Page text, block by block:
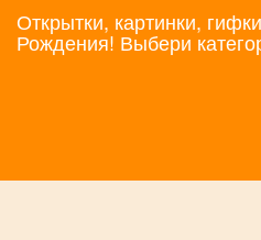
Открытки, картинки,
Рождения! Выбери